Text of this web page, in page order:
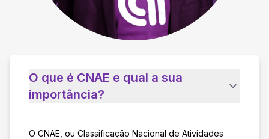
O que é CNAE e qual a sua
importância?
O CNAE, ou Classificação Nacional de Atividades